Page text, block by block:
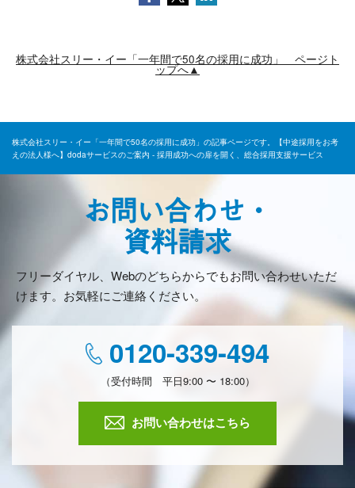
株式会社スリー・イー「一年間で50名の採用に成功」 ページト
ップへ▲
株式会社スリー・イー「一年間で50名の採用に成功」の記事ページです。【中途採用をお考
えの法人様へ】dodaサービスのご案内 - 採用成功への扉を開く、総合採用支援サービス
お問い合わせ・
資料請求
フリーダイヤル、Webのどちらからでもお問い合わせいただ
けます。お気軽にご連絡ください。
0120-339-494
（受付時間 平日9:00 〜 18:00）
お問い合わせはこちら